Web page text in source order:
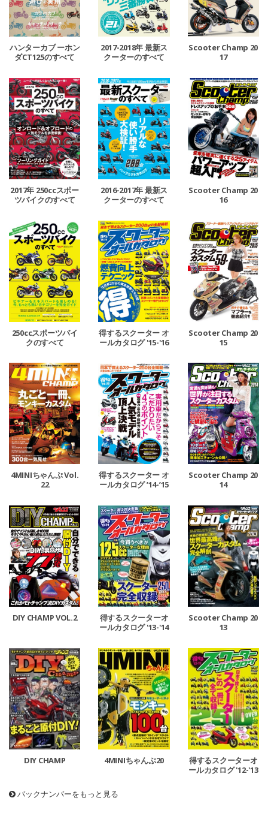
ハンターカブ ーホン
ダCT125のすべて
2017-2018年 最新ス
クーターのすべて
Scooter Champ 20
17
2017年 250ccスポー
ツバイクのすべて
2016-2017年 最新ス
クーターのすべて
Scooter Champ 20
16
250ccスポーツバイ
クのすべて
得するスクーター オ
ールカタログ '15-'16
Scooter Champ 20
15
4MINIちゃんぷ Vol.
22
得するスクーター オ
ールカタログ ’14-’15
Scooter Champ 20
14
DIY CHAMP VOL.2
得するスクーターオ
ールカタログ '13-'14
Scooter Champ 20
13
DIY CHAMP 4MINIちゃんぷ20
得するスクーターオ
ールカタログ '12-'13
バックナンバーをもっと見る